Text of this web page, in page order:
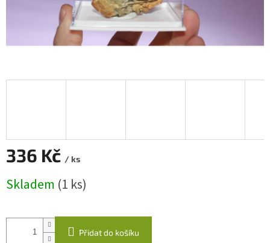
336 Kč / ks
cena:
Skladem (1 ks)
Přidat do košíku